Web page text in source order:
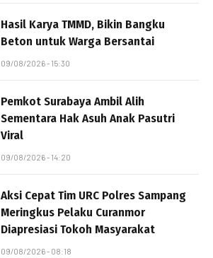
Hasil Karya TMMD, Bikin Bangku
Beton untuk Warga Bersantai
09/08/2026 - 15:30
Pemkot Surabaya Ambil Alih
Sementara Hak Asuh Anak Pasutri
Viral
09/08/2026 - 14:20
Aksi Cepat Tim URC Polres Sampang
Meringkus Pelaku Curanmor
Diapresiasi Tokoh Masyarakat
09/08/2026 - 08:18